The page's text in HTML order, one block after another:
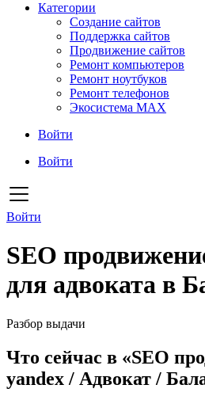
Категории
Создание сайтов
Поддержка сайтов
Продвижение сайтов
Ремонт компьютеров
Ремонт ноутбуков
Ремонт телефонов
Экосистема MAX
Войти
Войти
Войти
SEO
для адвоката в
Разбор выдачи
Что сейчас в «SEO
yandex / Адвокат /